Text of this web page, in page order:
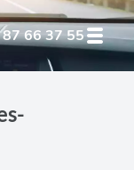
66 37 55